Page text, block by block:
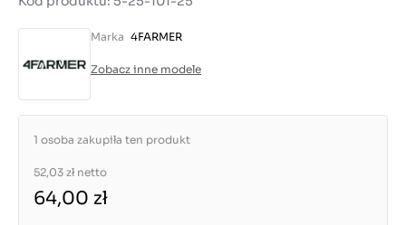
Marka 4FARMER
Zobacz inne modele
1 osoba zakupiła ten produkt
52,03 zł netto
64,00 zł